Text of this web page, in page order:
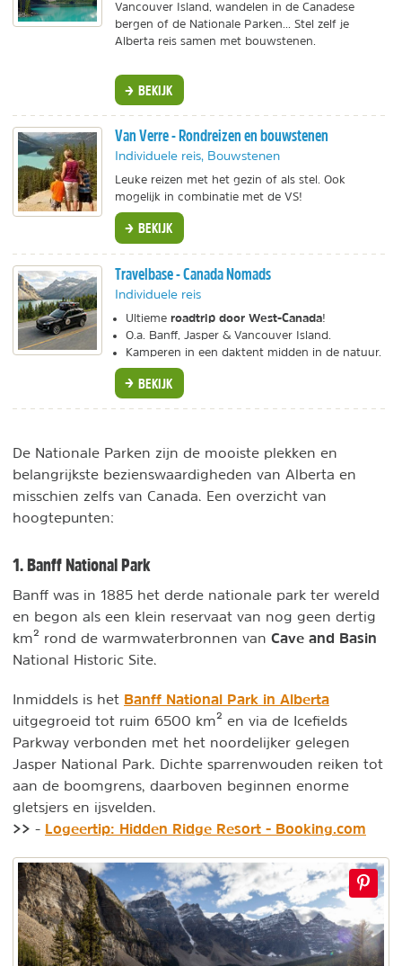
Vancouver Island, wandelen in de Canadese
bergen of de Nationale Parken... Stel zelf je
Alberta reis samen met bouwstenen.
BEKIJK
Van Verre - Rondreizen en bouwstenen
Individuele reis, Bouwstenen
Leuke reizen met het gezin of als stel. Ook
mogelijk in combinatie met de VS!
BEKIJK
Travelbase - Canada Nomads
Individuele reis
Ultieme roadtrip door West-Canada!
O.a. Banff, Jasper & Vancouver Island.
Kamperen in een daktent midden in de natuur.
BEKIJK
De Nationale Parken zijn de mooiste plekken en
belangrijkste bezienswaardigheden van Alberta en
misschien zelfs van Canada. Een overzicht van
hoogtepunten:
1. Banff National Park
Banff was in 1885 het derde nationale park ter wereld
en begon als een klein reservaat van nog geen dertig
km² rond de warmwaterbronnen van Cave and Basin
National Historic Site.
Inmiddels is het Banff National Park in Alberta
uitgegroeid tot ruim 6500 km² en via de Icefields
Parkway verbonden met het noordelijker gelegen
Jasper National Park. Dichte sparrenwouden reiken tot
aan de boomgrens, daarboven beginnen enorme
gletsjers en ijsvelden.
>> - Logeertip: Hidden Ridge Resort - Booking.com